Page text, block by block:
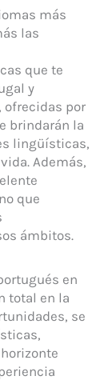
más
las
que te
y
ofrecidas por
brindarán la
lingüísticas,
Además,
que
ámbitos.
en
total en la
se